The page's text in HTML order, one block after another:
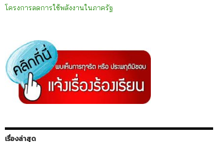
โครงการลดการใช้พลังงานในภาครัฐ
เรื่องล่าสุด